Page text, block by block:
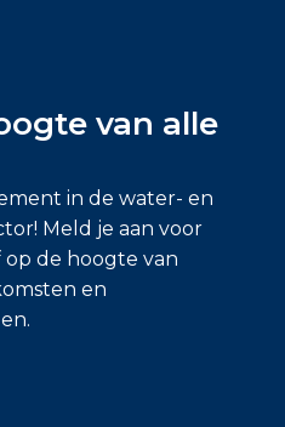
van alle
in de water- en
Meld je aan voor
de hoogte van
en